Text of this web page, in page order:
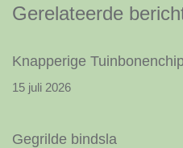
Gerelateerde
Knapperige
15 juli 2026
Gegrilde bindsla